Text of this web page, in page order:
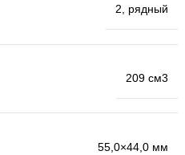
2, рядный
209 см3
55,0×44,0 мм